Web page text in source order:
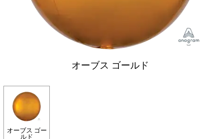
オーブス ゴールド
オーブス ゴー
ルド